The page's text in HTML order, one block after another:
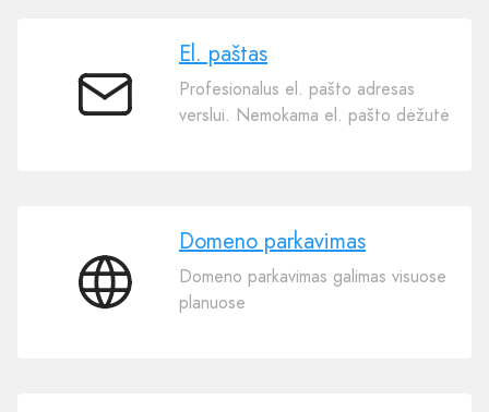
El.
El. paštas
Profesionalus el. pašto adresas
verslui. Nemokama el. pašto dėžutė
Domeno
parkavimas
Domeno parkavimas
Domeno parkavimas galimas visuose
planuose